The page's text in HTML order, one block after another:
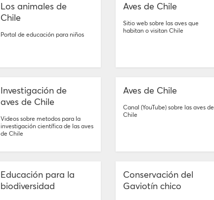
Los animales de
Chile
Portal de educación para niños
Aves de Chile
Sitio web sobre las aves que
habitan o visitan Chile
Investigación de
aves de Chile
Videos sobre metodos para la
investigación científica de las aves
de Chile
Aves de Chile
Canal (YouTube) sobre las aves de
Chile
Educación para la
biodiversidad
Conservación del
Gaviotín chico